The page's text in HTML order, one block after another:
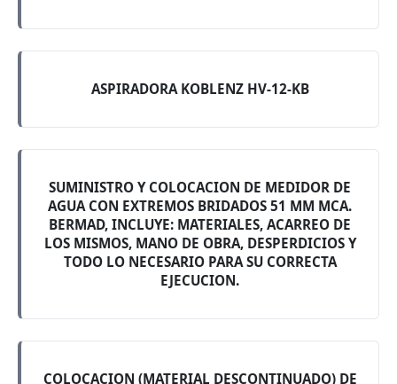
ASPIRADORA KOBLENZ HV-12-KB
SUMINISTRO Y COLOCACION DE MEDIDOR DE
AGUA CON EXTREMOS BRIDADOS 51 MM MCA.
BERMAD, INCLUYE: MATERIALES, ACARREO DE
LOS MISMOS, MANO DE OBRA, DESPERDICIOS Y
TODO LO NECESARIO PARA SU CORRECTA
EJECUCION.
COLOCACION (MATERIAL DESCONTINUADO) DE